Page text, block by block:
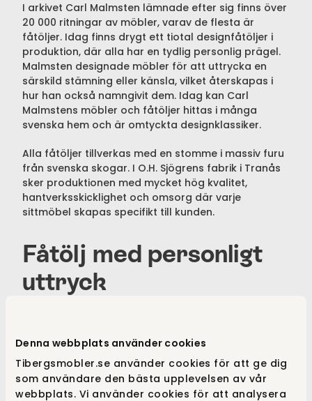
Denna webbplats använder cookies
Tibergsmobler.se använder cookies för att ge dig
som användare den bästa upplevelsen av vår
webbplats. Vi använder cookies för att analysera
I arkivet Carl Malmsten lämnade efter sig finns över
20 000 ritningar av möbler, varav de flesta är
fåtöljer. Idag finns drygt ett tiotal designfåtöljer i
produktion, där alla har en tydlig personlig prägel.
Malmsten designade möbler för att uttrycka en
särskild stämning eller känsla, vilket återskapas i
hur han också namngivit dem. Idag kan Carl
Malmstens möbler och fåtöljer hittas i många
svenska hem och är omtyckta designklassiker.
Alla fåtöljer tillverkas med en stomme i massiv furu
från svenska skogar. I O.H. Sjögrens fabrik i Tranås
sker produktionen med mycket hög kvalitet,
hantverksskicklighet och omsorg där varje
sittmöbel skapas specifikt till kunden.
Fåtölj med personligt
uttryck
klassisk stil, där varje möbel har ett personligt
Malmsten som anses vara den som mest
kännetecknar hans formspråk. Samsas fåtölj